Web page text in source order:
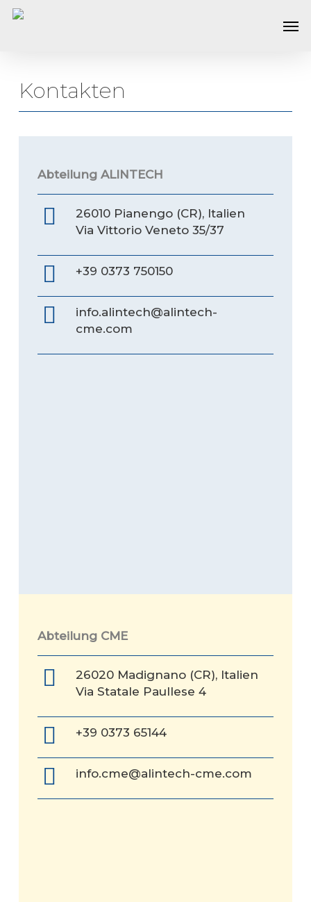
Skip
Kontakten
Abteilung ALINTECH
26010 Pianengo (CR), Italien
Via Vittorio Veneto 35/37
+39 0373 750150
info.alintech@alintech-
cme.com
Abteilung CME
26020 Madignano (CR), Italien
Via Statale Paullese 4
+39 0373 65144
info.cme@alintech-cme.com